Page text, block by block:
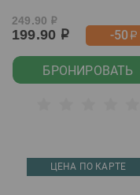
249.90 р
199.90 р -50р
БРОНИРОВАТЬ
ЦЕНА ПО КАРТЕ